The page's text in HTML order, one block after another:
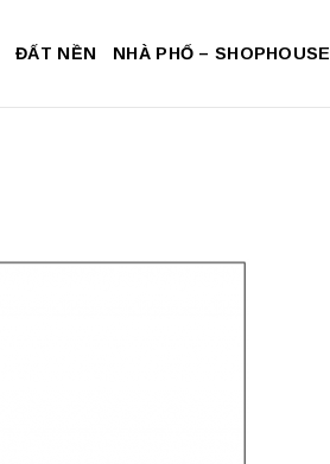
ĐẤT NỀN NHÀ PHỐ – SHOPHOUSE